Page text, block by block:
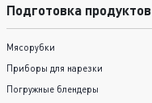
Подготовка продуктов
Мясорубки
Приборы для нарезки
Погружные блендеры